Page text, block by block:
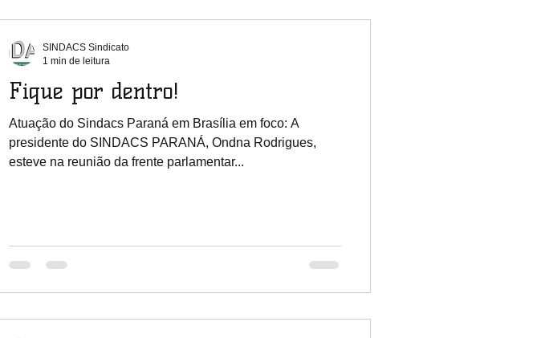
Fique por dentro!
Atuação do Sindacs Paraná em Brasília em foco: A
presidente do SINDACS PARANÁ, Ondna Rodrigues,
esteve na reunião da frente parlamentar...
SINDACS Sindicato
1 min de leitura